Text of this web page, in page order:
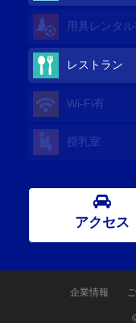
用具レンタル
レストラン
Wi-Fi有
授乳室
アクセス
企業情報